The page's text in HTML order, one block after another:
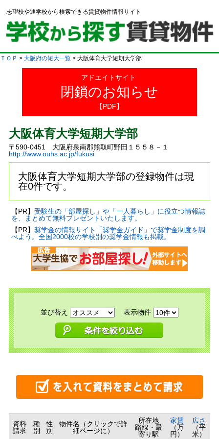
志望校や通学校から検索できる賃貸物件情報サイト
ＴＯＰ > 大阪府の短大一覧 > 大阪体育大学短期大学部
アドエイトサイト
閉鎖のお知らせ
【PDF】
大阪体育大学短期大学部
〒590-0451 大阪府泉南郡熊取町野田１５５８－１
http://www.ouhs.ac.jp/fukusi
大阪体育大学短期大学部の登録物件は現
在0件です。
【PR】 受験生の「部屋探し」や「一人暮らし」に役立つ情報誌
を、まとめて無料プレゼントいたします。
【PR】 奨学金の情報サイト「奨学金ガイド」で奨学金制度を調
べよう。全国2000校の学校別の奨学金情報も掲載。
並び替え 表示物件
資料
請求
種
別
性
別
物件名（クリックで詳
細ページに）
所在地
路線・最
寄り駅
家賃
（万
円）
広さ
（平
米）